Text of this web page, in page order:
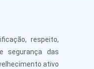
respeito,
segurança das
ativo